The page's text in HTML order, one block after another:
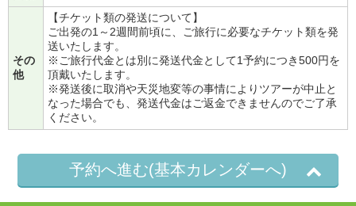
その
他
【チケット類の発送について】
ご出発の1～2週間前頃に、ご旅行に必要なチケット類を発
送いたします。
※ご旅行代金とは別に発送代金として1予約につき500円を
頂戴いたします。
※発送後に取消や天災地変等の事情によりツアーが中止と
なった場合でも、発送代金はご返金できませんのでご了承
ください。
予約へ進む(基本カレンダーへ)